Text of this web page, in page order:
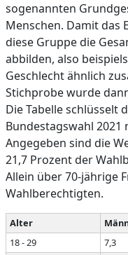
sogenannten
Menschen. Damit das
diese Gruppe die
abbilden, also
Geschlecht ähnlich
Stichprobe wurde
Die Tabelle schlüsselt
Bundestagswahl 2021
Angegeben sind die
21,7 Prozent der
Allein über 70-jährige
Wahlberechtigten.
Alter
18 - 29
7,3